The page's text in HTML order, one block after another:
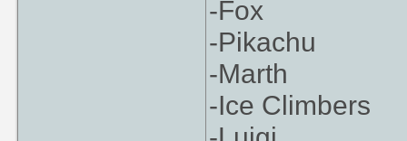
-Fox
-Pikachu
-Marth
-Ice Climbers